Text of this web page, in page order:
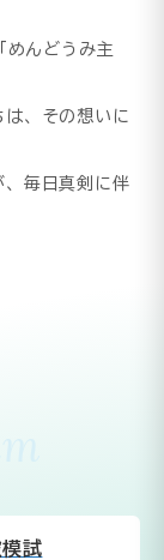
めんどうみ主
は、その想いに
、毎日真剣に伴
試